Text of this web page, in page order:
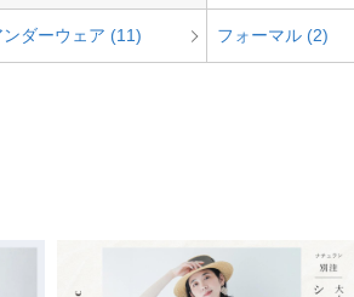
ンダーウェア (11) フォーマル (2)